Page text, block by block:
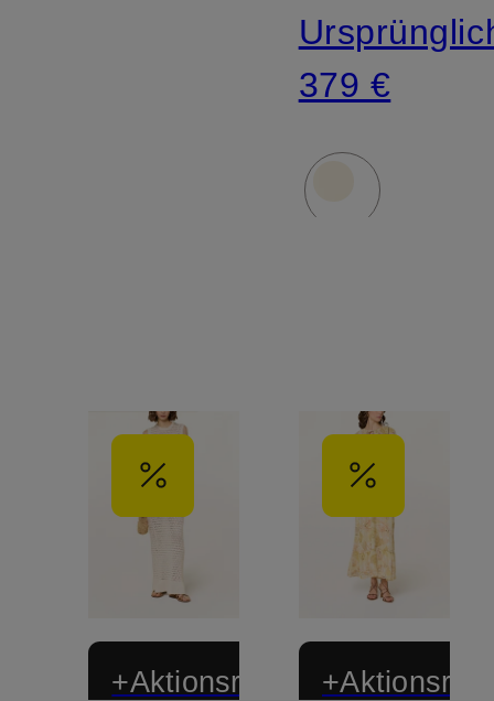
379 €
+Aktionsrabatt